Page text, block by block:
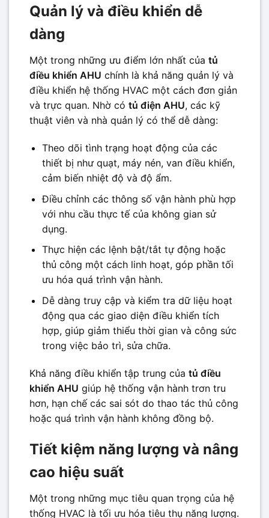
Quản lý và điều khiển dễ
dàng
Một trong những ưu điểm lớn nhất của tủ
điều khiển AHU chính là khả năng quản lý và
điều khiển hệ thống HVAC một cách đơn giản
và trực quan. Nhờ có tủ điện AHU, các kỹ
thuật viên và nhà quản lý có thể dễ dàng:
Theo dõi tình trạng hoạt động của các
thiết bị như quạt, máy nén, van điều khiển,
cảm biến nhiệt độ và độ ẩm.
Điều chỉnh các thông số vận hành phù hợp
với nhu cầu thực tế của không gian sử
dụng.
Thực hiện các lệnh bật/tắt tự động hoặc
thủ công một cách linh hoạt, góp phần tối
ưu hóa quá trình vận hành.
Dễ dàng truy cập và kiểm tra dữ liệu hoạt
động qua các giao diện điều khiển tích
hợp, giúp giảm thiểu thời gian và công sức
trong việc bảo trì, sửa chữa.
Khả năng điều khiển tập trung của tủ điều
khiển AHU giúp hệ thống vận hành trơn tru
hơn, hạn chế các sai sót do thao tác thủ công
hoặc quá trình vận hành không đồng bộ.
Tiết kiệm năng lượng và nâng
cao hiệu suất
Một trong những mục tiêu quan trọng của hệ
thống HVAC là tối ưu hóa tiêu thụ năng lượng.